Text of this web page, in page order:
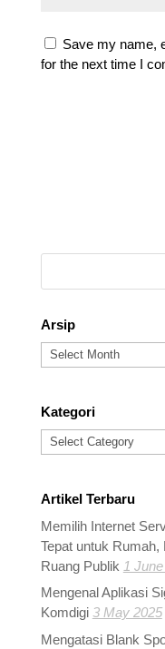
Save my name,
for the next time I
Arsip
Arsip
Kategori
Kategori
Artikel Terbaru
Memilih Internet
Tepat untuk
Ruang Publik 1
Mengenal Aplikasi
Komdigi 3 May 2025
Mengatasi Blank